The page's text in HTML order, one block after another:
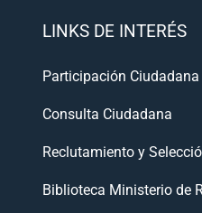
LINKS DE INTERÉS
Participación Ciudadana
Consulta Ciudadana
Reclutamiento y
Biblioteca Ministerio de